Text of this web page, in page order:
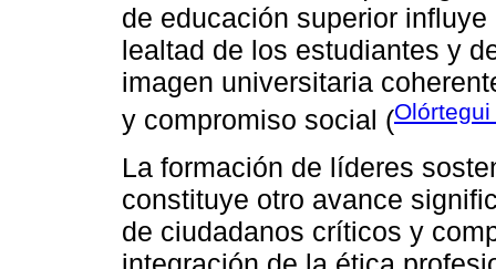
de educación superior
lealtad de los estudiantes y
imagen universitaria
y compromiso social (
La formación de líderes
constituye otro avance
de ciudadanos críticos y